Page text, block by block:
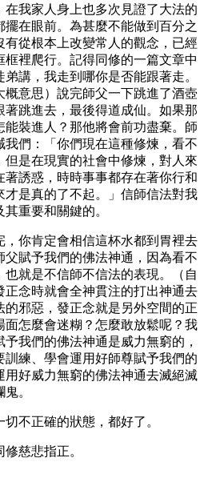
我家人身上也多次見證了大法的
在眼前。為甚麼不能做到百分之
從根本上改變常人的觀念，已經
裡爬行。記得同修的一篇文章中
講，我走到哪你是否能跟著走。
意思）說完師父一下跳進了酒壺
跳進去，最後得道成仙。如果那
裝進人？那他將會前功盡棄。師
們：「你們現在這種修煉，看不
是在現實的社會中修煉，對人來
誘惑，時時事事都存在著你行和
是真的了不起。」信師信法對我
重要和關鍵的。
你肯定會相信這杯水都到胃裡去
賦予我們的佛法神通，因為看不
也就是不信師不信法的表現。（自
正念時就會全神貫注的打出神通去
邪惡，發正念就是另外空間的正
面怎麼會迷糊？怎麼敢放鬆呢？我
我們的佛法神通是威力無窮的，
練、學會運用好師尊賦予我們的
用好威力無窮的佛法神通去滅絕滅
。
不正確的狀態，都好了。
慈悲指正。